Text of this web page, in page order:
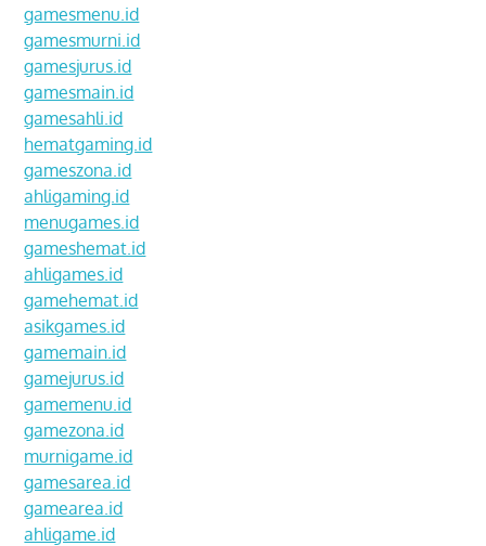
gamesmenu.id
gamesmurni.id
gamesjurus.id
gamesmain.id
gamesahli.id
hematgaming.id
gameszona.id
ahligaming.id
menugames.id
gameshemat.id
ahligames.id
gamehemat.id
asikgames.id
gamemain.id
gamejurus.id
gamemenu.id
gamezona.id
murnigame.id
gamesarea.id
gamearea.id
ahligame.id